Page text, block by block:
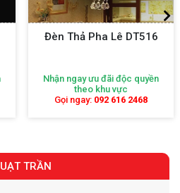
Đèn Thả Pha Lê DT516
Nhận ngay ưu đãi độc quyền
theo khu vực
Gọi ngay: 092 616 2468
TRẦN